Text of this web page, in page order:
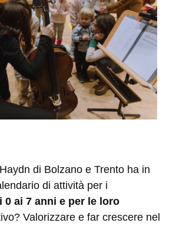
di Bolzano e Trento ha in
di attività per i
0 ai 7 anni e per le loro
Valorizzare e far crescere nel